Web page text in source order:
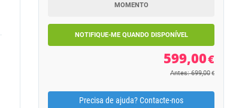
MOMENTO
NOTIFIQUE-ME QUANDO DISPONÍVEL
599,00€
Antes: 699,00 €
Precisa de ajuda? Contacte-nos